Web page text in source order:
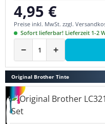
Regulärer Preis:
4,95 €
Preise inkl. MwSt. zzgl.
Sofort lieferbar! Lieferzeit 1-2
− +
Original Brother Tinte